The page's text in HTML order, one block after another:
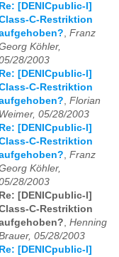
Re: [DENICpublic-l]
C-Restriktion
, Franz
Köhler,
28/2003
Re: [DENICpublic-l]
C-Restriktion
, Florian
Weimer, 05/28/2003
Re: [DENICpublic-l]
C-Restriktion
, Franz
Köhler,
28/2003
Re: [DENICpublic-l]
C-Restriktion
, Henning
05/28/2003
Re: [DENICpublic-l]